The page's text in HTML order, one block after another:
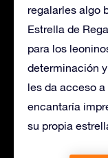
regalarles algo
Estrella de
para los
determinación
les da acceso a
encantaría
su propia